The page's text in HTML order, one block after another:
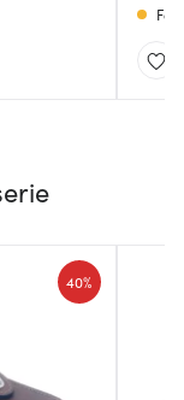
Få
40%